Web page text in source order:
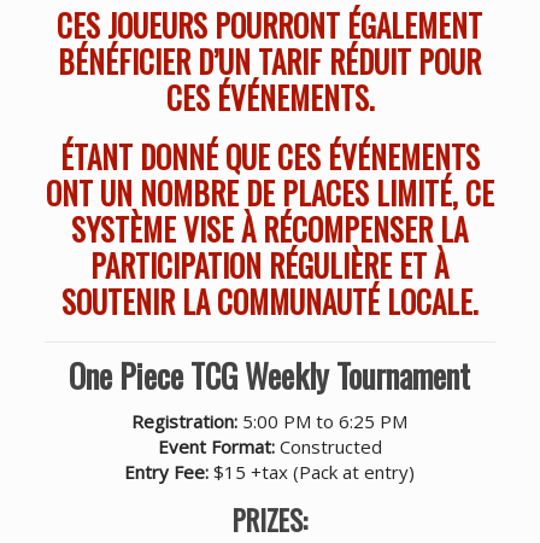
CES JOUEURS POURRONT ÉGALEMENT
BÉNÉFICIER D’UN TARIF RÉDUIT POUR
CES ÉVÉNEMENTS.
ÉTANT DONNÉ QUE CES ÉVÉNEMENTS
ONT UN NOMBRE DE PLACES LIMITÉ, CE
SYSTÈME VISE À RÉCOMPENSER LA
PARTICIPATION RÉGULIÈRE ET À
SOUTENIR LA COMMUNAUTÉ LOCALE.
One Piece TCG Weekly Tournament
Registration: 5:00 PM to 6:25 PM
Event Format:Constructed
Entry Fee: $15 +tax (Pack at entry)
PRIZES: